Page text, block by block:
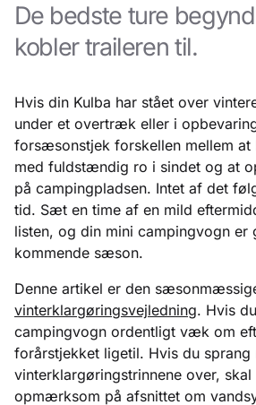
De bedste ture
kobler traileren til.
Hvis din Kulba har stået over
under et overtræk eller i
forsæsonstjek forskellen mellem
med fuldstændig ro i sindet og at
på campingpladsen. Intet af det
tid. Sæt en time af en mild
listen, og din mini campingvogn er
kommende sæson.
Denne artikel er den
vinterklargøringsvejledning. Hvis
campingvogn ordentligt væk om
forårstjekket ligetil. Hvis du sprang
vinterklargøringstrinnene over,
opmærksom på afsnittet om